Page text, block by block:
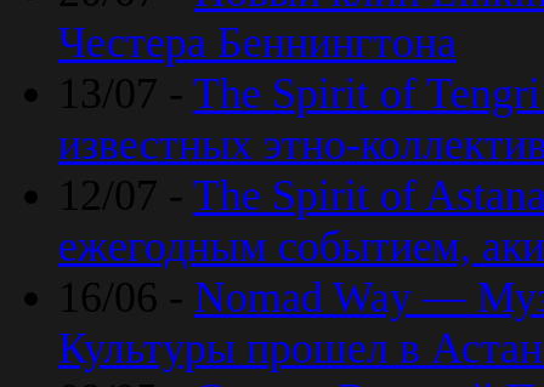
Честера Беннингтона
13/07 - The Spirit of Tengri
известных этно-
12/07 - The Spirit of
ежегодным событием,
16/06 - Nomad Way —
Культуры прошел в